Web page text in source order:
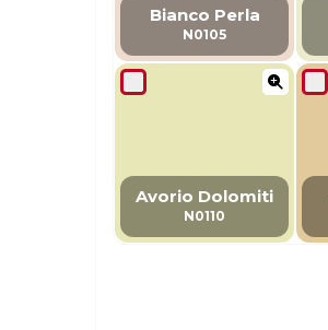
Bianco Perla
N0105
Avorio Dolomiti
N0110